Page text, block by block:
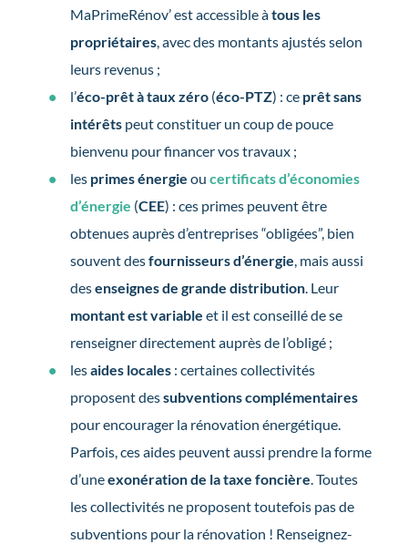
MaPrimeRénov’ est accessible àtous les
propriétaires, avec des montants ajustés selon
leurs revenus ;
l’éco-prêt à taux zéro (éco-PTZ) : ce prêt sans
intérêtspeut constituer un coup de pouce
bienvenu pour financer vos travaux ;
les primes énergie ou certificats d’économies
d’énergie (CEE) : ces primes peuvent être
obtenues auprès d’entreprises “obligées”, bien
souvent desfournisseurs d’énergie, mais aussi
desenseignes de grande distribution. Leur
montant est variable et il est conseillé de se
renseigner directement auprès de l’obligé ;
lesaides locales: certaines collectivités
proposent dessubventions complémentaires
pour encourager la rénovation énergétique.
Parfois, ces aides peuvent aussi prendre la forme
d’uneexonération de la taxe foncière. Toutes
les collectivités ne proposent toutefois pas de
subventions pour la rénovation ! Renseignez-